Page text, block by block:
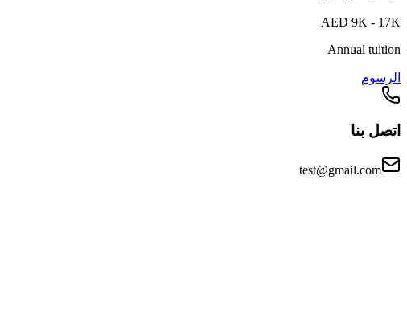
AED 9K - 17K
Annual tuition
الرسوم
اتصل بنا
test@gmail.com